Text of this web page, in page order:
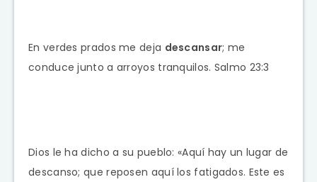
En verdes prados me deja descansar; me
conduce junto a arroyos tranquilos. Salmo 23:3
Dios le ha dicho a su pueblo: «Aquí hay un lugar de
descanso; que reposen aquí los fatigados. Este es